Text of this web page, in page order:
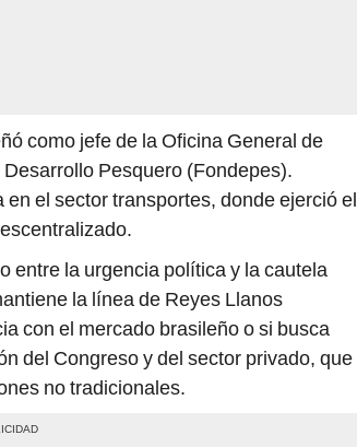
como jefe de la Oficina General de
Pesquero (Fondepes).
el sector transportes, donde ejerció el
entre la urgencia política y la cautela
la línea de Reyes Llanos
con el mercado brasileño o si busca
del Congreso y del sector privado, que
no tradicionales.